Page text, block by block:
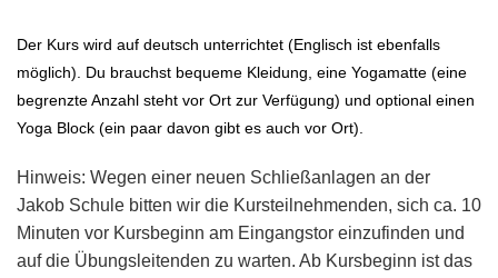
Der Kurs wird auf deutsch unterrichtet (Englisch ist ebenfalls
möglich). Du brauchst bequeme Kleidung, eine Yogamatte (eine
begrenzte Anzahl steht vor Ort zur Verfügung) und optional einen
Yoga Block (ein paar davon gibt es auch vor Ort).
Hinweis: Wegen einer neuen Schließanlagen an der
Jakob Schule bitten wir die Kursteilnehmenden, sich ca. 10
Minuten vor Kursbeginn am Eingangstor einzufinden und
auf die Übungsleitenden zu warten. Ab Kursbeginn ist das